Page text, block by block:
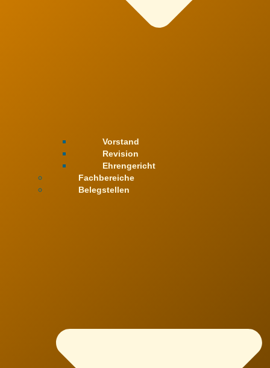
Vorstand
Revision
Ehrengericht
Fachbereiche
Belegstellen